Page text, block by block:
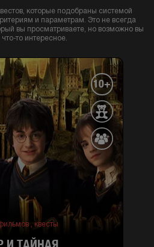
которые подобраны системой
и параметрам. Это не всегда
вы просматриваете, но возможно вы
то интересное.
10+
, квесты